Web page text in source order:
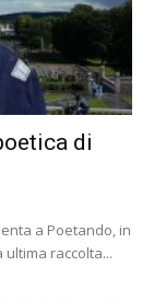
di
a Poetando, in
ultima raccolta...